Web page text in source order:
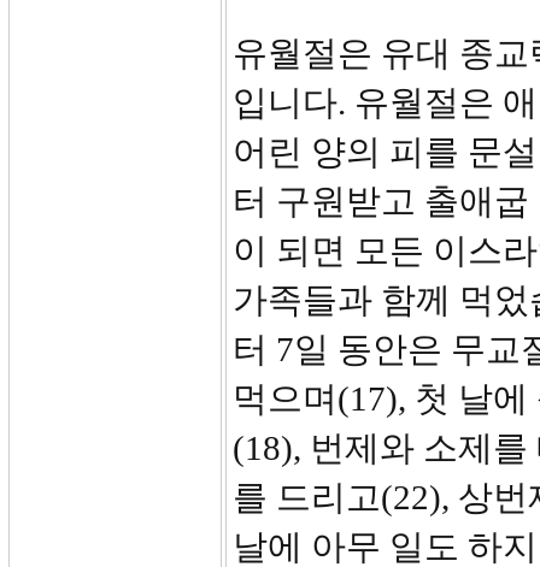
유월절은 유대 종
입니다. 유월절은
어린 양의 피를 문
터 구원받고 출애
이 되면 모든 이스
가족들과 함께 먹
터 7일 동안은 무교
먹으며(17), 첫 날
(18), 번제와 소제
를 드리고(22), 상
날에 아무 일도 하